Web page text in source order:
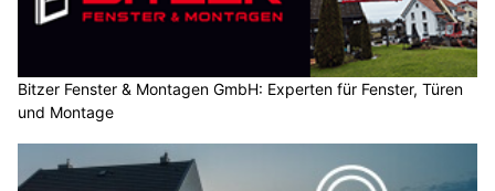
Bitzer Fenster & Montagen GmbH: Experten für Fenster, Türen
und Montage